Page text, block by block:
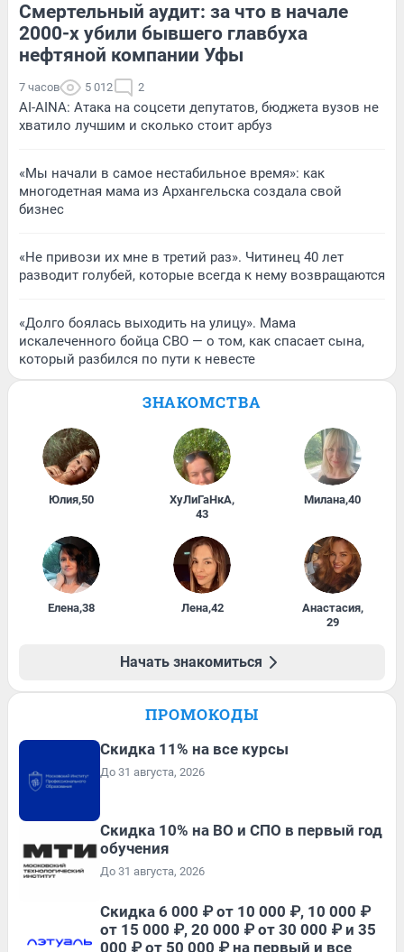
Смертельный аудит: за что в начале
2000-х убили бывшего главбуха
нефтяной компании Уфы
7 часов 5 012 2
AI-AINA: Атака на соцсети депутатов, бюджета вузов не
хватило лучшим и сколько стоит арбуз
«Мы начали в самое нестабильное время»: как
многодетная мама из Архангельска создала свой
бизнес
«Не привози их мне в третий раз». Читинец 40 лет
разводит голубей, которые всегда к нему возвращаются
«Долго боялась выходить на улицу». Мама
искалеченного бойца СВО — о том, как спасает сына,
который разбился по пути к невесте
ЗНАКОМСТВА
Юлия,50 ХуЛиГаНкА,
43
Милана,40
Елена,38 Лена,42 Анастасия,
29
Начать знакомиться
ПРОМОКОДЫ
Скидка 11% на все курсы
До 31 августа, 2026
Скидка 10% на ВО и СПО в первый год
обучения
До 31 августа, 2026
Скидка 6 000 ₽ от 10 000 ₽, 10 000 ₽
от 15 000 ₽, 20 000 ₽ от 30 000 ₽ и 35
000 ₽ от 50 000 ₽ на первый и все